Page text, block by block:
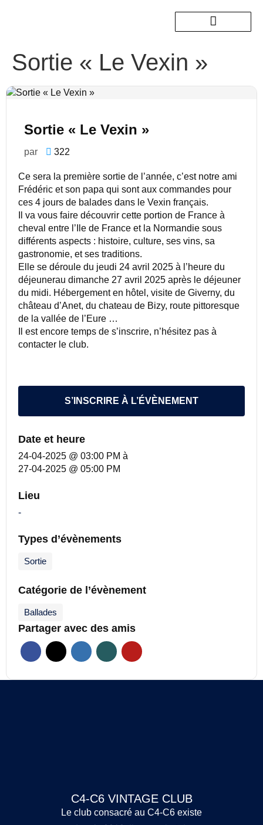
Sortie « Le Vexin »
Sortie « Le Vexin »
par 322
Ce sera la première sortie de l’année, c’est notre ami
Frédéric et son papa qui sont aux commandes pour
ces 4 jours de balades dans le Vexin français.
Il va vous faire découvrir cette portion de France à
cheval entre l’Ile de France et la Normandie sous
différents aspects : histoire, culture, ses vins, sa
gastronomie, et ses traditions.
Elle se déroule du jeudi 24 avril 2025 à l’heure du
déjeunerau dimanche 27 avril 2025 après le déjeuner
du midi. Hébergement en hôtel, visite de Giverny, du
château d’Anet, du chateau de Bizy, route pittoresque
de la vallée de l’Eure …
Il est encore temps de s’inscrire, n’hésitez pas à
contacter le club.
S’INSCRIRE À L’ÉVÈNEMENT
Date et heure
24-04-2025 @ 03:00 PM à
27-04-2025 @ 05:00 PM
Lieu
-
Types d’évènements
Sortie
Catégorie de l’évènement
Ballades
Partager avec des amis
C4-C6 VINTAGE CLUB
Le club consacré au C4-C6 existe